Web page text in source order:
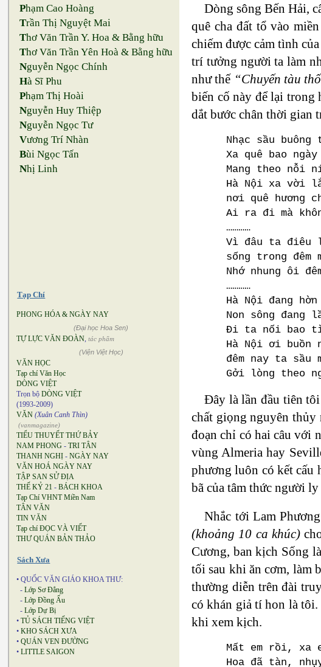
Phạm Cao Hoàng
Trần Thị Nguyệt Mai
Thơ Văn Trần Y. Hoa & Bằng hữu
Thơ Văn Trần Yên Hoà & Bằng hữu
Nguyễn Ngọc Chính
Hà Sĩ Phu
Phạm Thị Hoài
Nguyễn Huy Thiệp
Nguyễn Ngọc Tư
Vương Trí Nhàn
Bùi Ngọc Tấn
Nhị Linh
Tạp Chí
PHONG HÓA & NGÀY NAY
(Đại học Hoa Sen)
TỰ LỰC VĂN ĐOÀN, tác phẩm
(Viện Việt Học)
VĂN HỌC
Tạp chí Văn Học
DÒNG VIỆT
Trọn bộ DÒNG VIỆT
(1993-2009)
VĂN (Xuân Canh Thìn)
(vanmagazine)
TIỂU THUYẾT THỨ BẢY
NAM PHONG - TRI TÂN
THANH NGHỊ - NGÀY NAY
VĂN HOÁ NGÀY NAY
TẬP SAN SỬ ĐỊA
THẾ KỶ 21 - BÁCH KHOA
Tạp Chí VHNT Miền Nam
TÂN VĂN
TIN VĂN
Tạp chí ĐỌC VÀ VIẾT
THƯ QUÁN BẢN THẢO
Sách Xưa
• QUỐC VĂN GIÁO KHOA THƯ:
- Lớp Sơ Đẳng
- Lớp Đồng Ấu
- Lớp Dự Bị
• TỦ SÁCH TIẾNG VIỆT
• KHO SÁCH XƯA
• QUÁN VEN ĐƯỜNG
• LITTLE SAIGON
Dòng sông Bến Hải,
quê cha đất tổ vào
chiếm được cảm tình
trí tưởng người ta làm
như thế “Chuyến tàu
biến cố này để lại trong
dắt bước chân thời gian
Nhạc sầu buông
Xa quê bao
Mang theo nỗi
Hà Nội xa vời
nơi quê hương
Ai ra đi mà
…………
Vì đâu ta điêu
sống trong đêm
Nhớ nhung ôi
…………
Hà Nội đang hờn
Non sông đang
Đi ta nối bao
Hà Nội ơi buồn
đêm nay ta sầu
Gởi lòng theo
Đây là lần đầu tiên
chất giọng nguyên
đoạn chỉ có hai câu với
vùng Almeria hay
phương luôn có kết cấu
bã của tâm thức người
Nhắc tới Lam
(khoảng 10 ca khúc)
Cương, ban kịch Sống
tối sau khi ăn cơm, làm
thường diễn trên đài
có khán giả tí hon là tôi.
khi xem kịch.
Mất em rồi, xa
Hoa đã tàn,